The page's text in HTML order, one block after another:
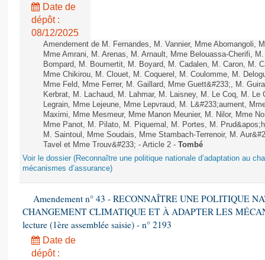
Date de
dépôt :
08/12/2025
Amendement de M. Fernandes, M. Vannier, Mme Abomangoli,
Mme Amrani, M. Arenas, M. Arnault, Mme Belouassa-Cherifi,
Bompard, M. Boumertit, M. Boyard, M. Cadalen, M. Caron, M.
Mme Chikirou, M. Clouet, M. Coquerel, M. Coulomme, M.
Mme Feld, Mme Ferrer, M. Gaillard, Mme Guett&#233;, M.
Kerbrat, M. Lachaud, M. Lahmar, M. Laisney, M. Le Coq, M. Le
Legrain, Mme Lejeune, Mme Lepvraud, M. L&#233;aument,
Maximi, Mme Mesmeur, Mme Manon Meunier, M. Nilor, Mme
Mme Panot, M. Pilato, M. Piquemal, M. Portes, M.
M. Saintoul, Mme Soudais, Mme Stambach-Terrenoir, M.
Tavel et Mme Trouv&#233; - Article 2 - Tombé
Voir le dossier (Reconnaître une politique nationale d’adaptation au
mécanismes d’assurance)
Amendement n° 43 - RECONNAÎTRE UNE POLITIQUE
CHANGEMENT CLIMATIQUE ET À ADAPTER LES
lecture (1ère assemblée saisie) - n° 2193
Date de
dépôt :